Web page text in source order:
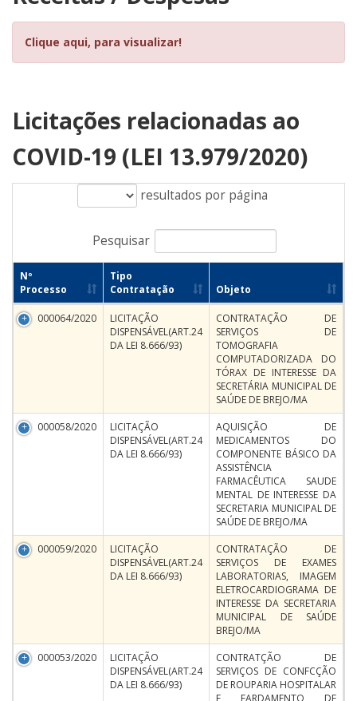
Clique aqui, para visualizar!
Licitações relacionadas ao
COVID-19 (LEI 13.979/2020)
resultados por página
Pesquisar
Nº
Processo
Tipo
Contratação
Objeto
000064/2020
LICITAÇÃO
DISPENSÁVEL(ART.24
DA LEI 8.666/93)
CONTRATAÇÃO DE
SERVIÇOS DE
TOMOGRAFIA
COMPUTADORIZADA DO
TÓRAX DE INTERESSE DA
SECRETÁRIA MUNICIPAL DE
SAÚDE DE BREJO/MA
000058/2020
LICITAÇÃO
DISPENSÁVEL(ART.24
DA LEI 8.666/93)
AQUISIÇÃO DE
MEDICAMENTOS DO
COMPONENTE BÁSICO DA
ASSISTÊNCIA
FARMACÊUTICA SAUDE
MENTAL DE INTERESSE DA
SECRETARIA MUNICIPAL DE
SAÚDE DE BREJO/MA
000059/2020
LICITAÇÃO
DISPENSÁVEL(ART.24
DA LEI 8.666/93)
CONTRATAÇÃO DE
SERVIÇOS DE EXAMES
LABORATORIAS, IMAGEM
ELETROCARDIOGRAMA DE
INTERESSE DA SECRETARIA
MUNICIPAL DE SAÚDE
BREJO/MA
000053/2020
LICITAÇÃO
DISPENSÁVEL(ART.24
DA LEI 8.666/93)
CONTRATÇÃO DE
SERVIÇOS DE CONFCÇÃO
DE ROUPARIA HOSPITALAR
E FARDAMENTO DE